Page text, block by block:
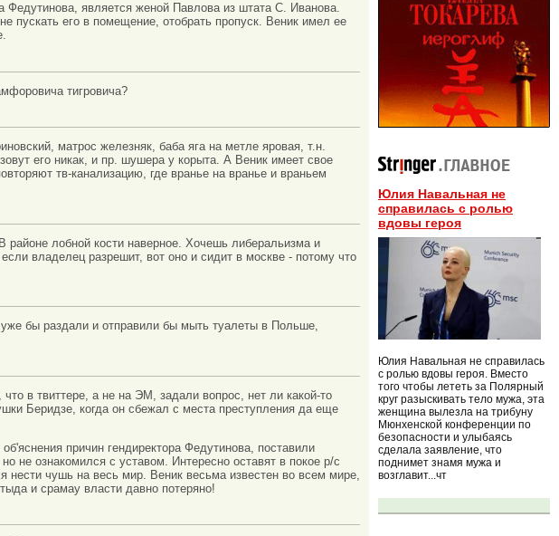
Федутинова, является женой Павлова из штата С. Иванова.
его в помещение, отобрать пропуск. Веник имел ее
тигровича?
матрос железняк, баба яга на метле яровая, т.н.
его никак, и пр. шушера у корыта. А Веник имеет свое
тв-канализацию, где вранье на вранье и враньем
районе лобной кости наверное. Хочешь либеральизма и
владелец разрешит, вот оно и сидит в москве - потому что
бы раздали и отправили бы мыть туалеты в Польше,
в твиттере, а не на ЭМ, задали вопрос, нет ли какой-то
Беридзе, когда он сбежал с места преступления да еще
причин гендиректора Федутинова, поставили
не ознакомился с уставом. Интересно оставят в покое р/с
нести чушь на весь мир. Веник весьма известен во всем мире,
и срамау власти давно потеряно!
Юлия Навальная не
справилась с ролью
вдовы героя
Юлия Навальная не справилась
с ролью вдовы героя. Вместо
того чтобы лететь за Полярный
круг разыскивать тело мужа, эта
женщина вылезла на трибуну
Мюнхенской конференции по
безопасности и улыбаясь
сделала заявление, что
поднимет знамя мужа и
возглавит...чт